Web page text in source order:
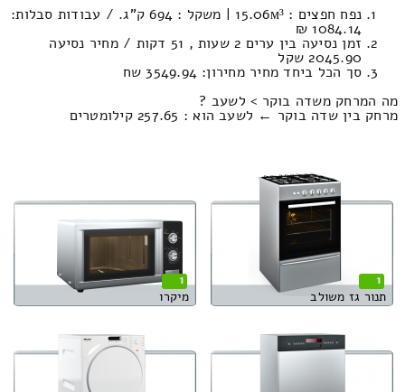
נפח חפצים : 15.06м³ | משקל : 694 ק”ג. / עבודות סבלות:
1084.14 ₪
זמן נסיעה בין ערים 2 שעות , 51 דקות / מחיר נסיעה
2045.90 שקל
סך הכל ביחד מחיר מחירון: 3549.94 שח
מה המרחק משדה בוקר > לשעב ?
מרחק בין שדה בוקר ← לשעב הוא : 257.65 קילומטרים
1
תנור גז משולב
1
מיקרו